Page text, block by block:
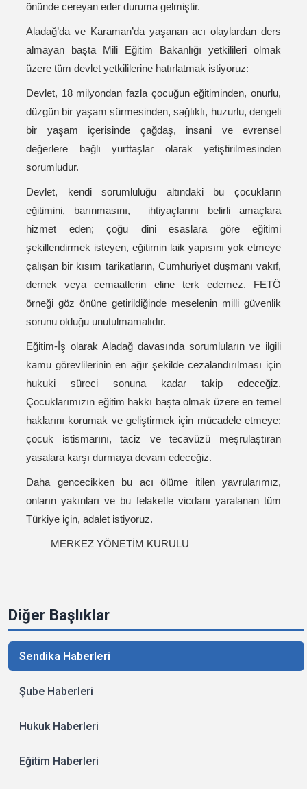
Diğer Başlıklar
Sendika Haberleri
Şube Haberleri
Hukuk Haberleri
Eğitim Haberleri
önünde cereyan eder duruma gelmiştir.
Aladağ’da ve Karaman’da yaşanan acı olaylardan ders
almayan başta Mili Eğitim Bakanlığı yetkilileri olmak
üzere tüm devlet yetkililerine hatırlatmak istiyoruz:
Devlet, 18 milyondan fazla çocuğun eğitiminden, onurlu,
düzgün bir yaşam sürmesinden, sağlıklı, huzurlu, dengeli
bir yaşam içerisinde çağdaş, insani ve evrensel
değerlere bağlı yurttaşlar olarak yetiştirilmesinden
sorumludur.
Devlet, kendi sorumluluğu altındaki bu çocukların
eğitimini, barınmasını, ihtiyaçlarını belirli amaçlara
hizmet eden; çoğu dini esaslara göre eğitimi
şekillendirmek isteyen, eğitimin laik yapısını yok etmeye
çalışan bir kısım tarikatların, Cumhuriyet düşmanı vakıf,
dernek veya cemaatlerin eline terk edemez. FETÖ
örneği göz önüne getirildiğinde meselenin milli güvenlik
sorunu olduğu unutulmamalıdır.
Eğitim-İş olarak Aladağ davasında sorumluların ve ilgili
kamu görevlilerinin en ağır şekilde cezalandırılması için
hukuki süreci sonuna kadar takip edeceğiz.
Çocuklarımızın eğitim hakkı başta olmak üzere en temel
haklarını korumak ve geliştirmek için mücadele etmeye;
çocuk istismarını, taciz ve tecavüzü meşrulaştıran
yasalara karşı durmaya devam edeceğiz.
Daha gencecikken bu acı ölüme itilen yavrularımız,
onların yakınları ve bu felaketle vicdanı yaralanan tüm
Türkiye için, adalet istiyoruz.
MERKEZ YÖNETİM KURULU